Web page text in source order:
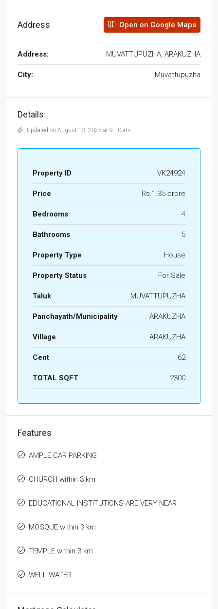
Address Open on Google Maps
Address: MUVATTUPUZHA, ARAKUZHA
City: Muvattupuzha
Details
Updated on August 13, 2025 at 9:10 am
Property ID VK24924
Price Rs.1.35 crore
Bedrooms 4
Bathrooms 5
Property Type House
Property Status For Sale
Taluk MUVATTUPUZHA
Panchayath/Municipality ARAKUZHA
Village ARAKUZHA
Cent 62
TOTAL SQFT 2300
Features
AMPLE CAR PARKING
CHURCH within 3 km
EDUCATIONAL INSTITUTIONS ARE VERY NEAR
MOSQUE within 3 km
TEMPLE within 3 km
WELL WATER